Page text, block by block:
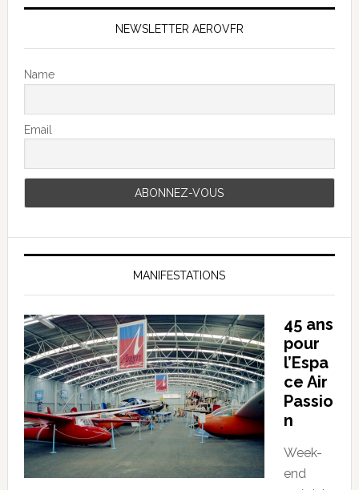
NEWSLETTER AEROVFR
Name
Email
MANIFESTATIONS
45 ans
pour
l’Espa
ce Air
Passio
n
Week-
end